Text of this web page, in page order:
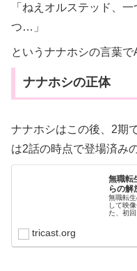
「ねえオルステッド、
つ…」
というナナホシの言葉で
ナナホシの正体
ナナホシはこの後、2期
は2話の時点で登場済み
無職転
らの解
無職転
して映
た、初
法発動
tricast.org